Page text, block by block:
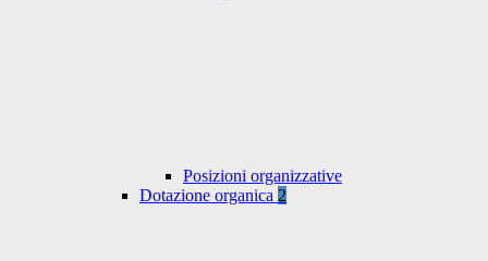
Posizioni organizzative
Dotazione organica 2